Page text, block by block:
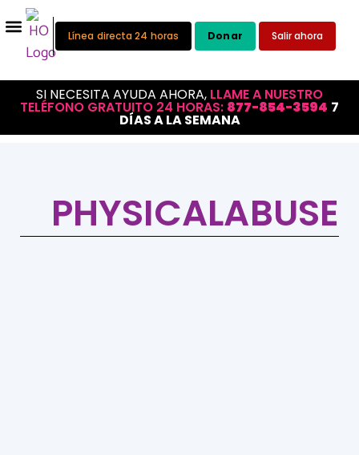
Línea directa 24 horas Donar Salir ahora
SI NECESITA AYUDA AHORA, LLAME A NUESTRO
TELÉFONO GRATUITO 24 HORAS: 877-854-3594 7
DÍAS A LA SEMANA
PHYSICALABUSE